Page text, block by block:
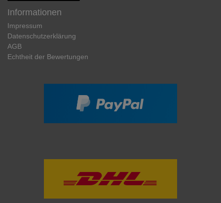
Informationen
Impressum
Daten­schutz­erklärung
AGB
Echtheit der Bewertungen